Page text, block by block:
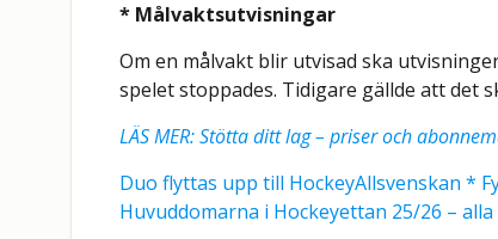
* Målvaktsutvisningar
Om en målvakt blir utvisad ska
spelet stoppades. Tidigare gällde att det
LÄS MER: Stötta ditt lag – priser och
Duo flyttas upp till HockeyAllsvenskan *
Huvuddomarna i Hockeyettan 25/26 –